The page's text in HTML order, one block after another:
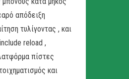
απόδειξη
τυλίγοντας , και
reload ,
πίστες
και